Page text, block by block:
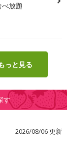
放題
っと見る
す
2026/08/06 更新